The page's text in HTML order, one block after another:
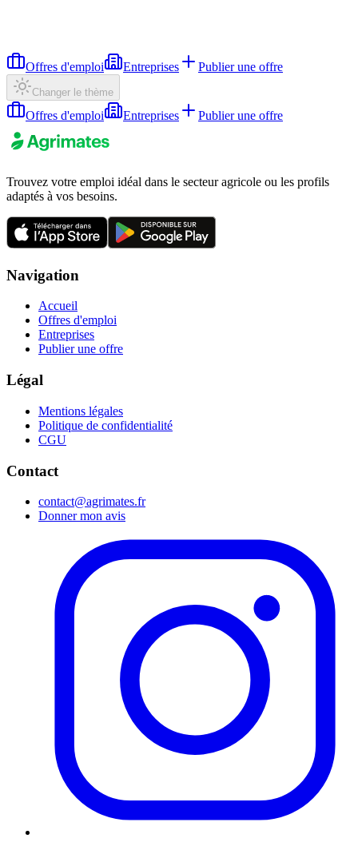
Offres d'emploi Entreprises Publier une offre
Changer le thème
Offres d'emploi Entreprises Publier une offre
Trouvez votre emploi idéal dans le secteur agricole ou les profils
adaptés à vos besoins.
Navigation
Accueil
Offres d'emploi
Entreprises
Publier une offre
Légal
Mentions légales
Politique de confidentialité
CGU
Contact
contact@agrimates.fr
Donner mon avis